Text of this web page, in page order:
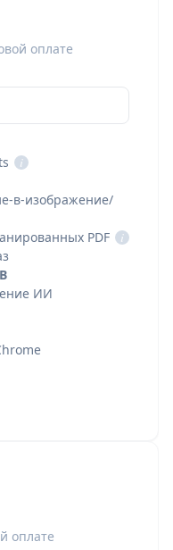
оплате
оплате
i
в-изображение/
PDF
i
ИИ